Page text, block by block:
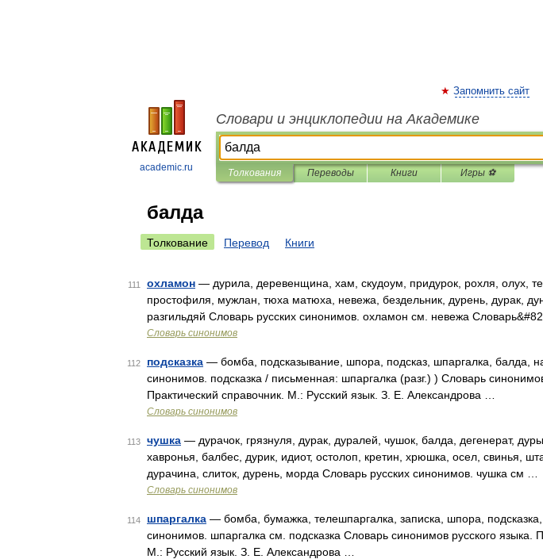
academic.ru
Запомнить сайт
Словари и энциклопедии на Академике
Толкования Переводы Книги Игры ⚽
балда
Толкование Перевод Книги
111 охламон — дурила, деревенщина, хам, скудоум, придурок, рохля, олух,
простофиля, мужлан, тюха матюха, невежа, бездельник, дурень, дурак,
разгильдяй Словарь русских синонимов. охламон см. невежа
Словарь синонимов
112 подсказка — бомба, подсказывание, шпора, подсказ, шпаргалка, балда,
синонимов. подсказка / письменная: шпаргалка (разг.) ) Словарь синонимов
Практический справочник. М.: Русский язык. З. Е. Александрова …
Словарь синонимов
113 чушка — дурачок, грязнуля, дурак, дуралей, чушок, балда, дегенерат,
хавронья, балбес, дурик, идиот, остолоп, кретин, хрюшка, осел, свинья,
дурачина, слиток, дурень, морда Словарь русских синонимов. чушка см …
Словарь синонимов
114 шпаргалка — бомба, бумажка, телешпаргалка, записка, шпора,
синонимов. шпаргалка см. подсказка Словарь синонимов русского языка.
М.: Русский язык. З. Е. Александрова …